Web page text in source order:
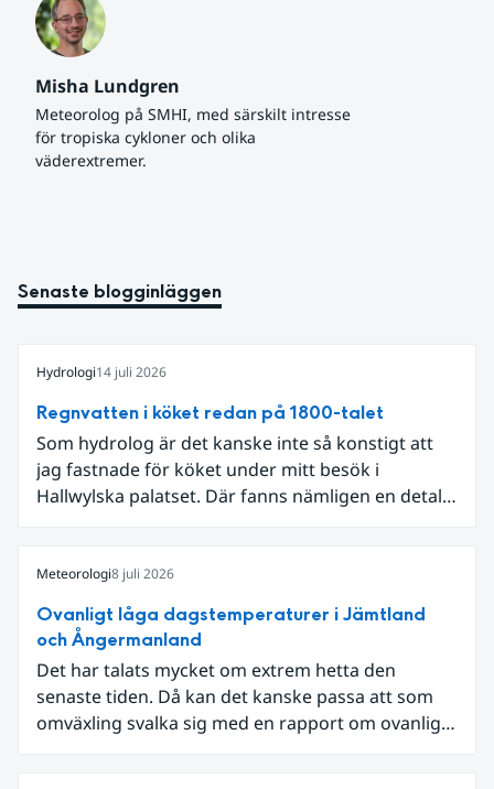
Misha Lundgren
Meteorolog på SMHI, med särskilt intresse
för tropiska cykloner och olika
väderextremer.
Senaste blogginläggen
Hydrologi14 juli 2026
Regnvatten i köket redan på 1800-talet
Som hydrolog är det kanske inte så konstigt att
jag fastnade för köket under mitt besök i
Hallwylska palatset. Där fanns nämligen en detalj
Meteorologi8 juli 2026
Ovanligt låga dagstemperaturer i Jämtland
och Ångermanland
Det har talats mycket om extrem hetta den
senaste tiden. Då kan det kanske passa att som
omväxling svalka sig med en rapport om ovanligt